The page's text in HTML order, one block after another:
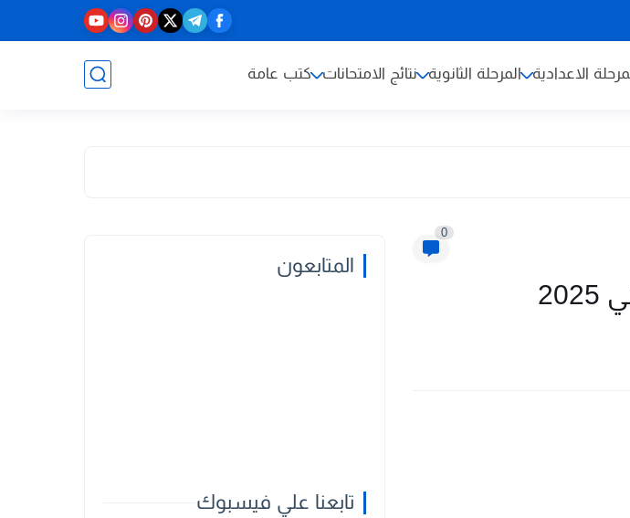
الاعدادية المرحلة الثانوية نتائج الامتحانات كتب عامة
0
المتابعون
تابعنا علي فيسبوك